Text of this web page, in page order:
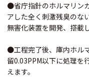
●省庁指針のホルマリン
アした全く刺激残臭のな
無害化装置を開発、搭載
●工程完了後、庫内ホル
留0.03PPM以下に処理を
えます。